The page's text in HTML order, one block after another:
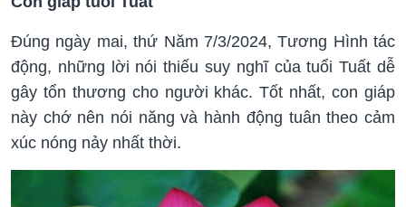
Đúng ngày mai, thứ Năm 7/3/2024, Tương Hình tác
động, những lời nói thiếu suy nghĩ của tuổi Tuất dễ
gây tổn thương cho người khác. Tốt nhất, con giáp
này chớ nên nói năng và hành động tuân theo cảm
xúc nóng nảy nhất thời.